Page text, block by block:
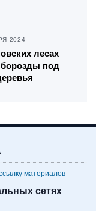
2024
лесах
борозды под
материалов
сетях